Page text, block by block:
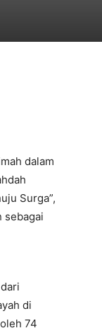
dalam
Surga”,
sebagai
di
74